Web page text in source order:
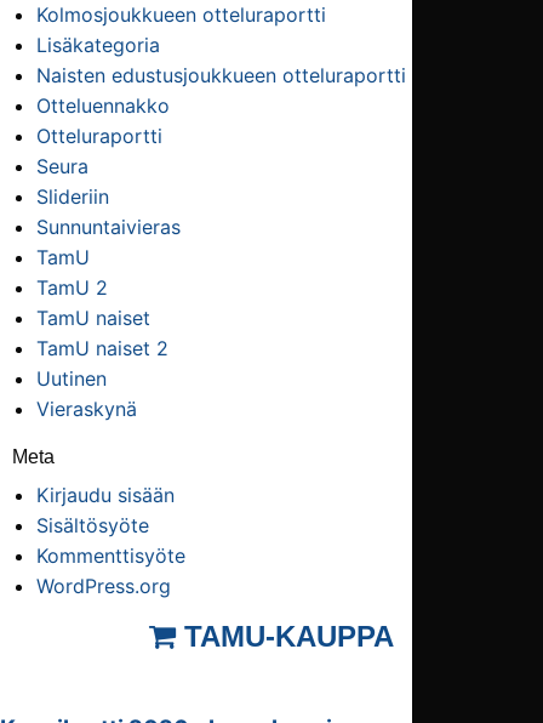
Kolmosjoukkueen otteluraportti
Lisäkategoria
Naisten edustusjoukkueen otteluraportti
Otteluennakko
Otteluraportti
Seura
Slideriin
Sunnuntaivieras
TamU
TamU 2
TamU naiset
TamU naiset 2
Uutinen
Vieraskynä
Meta
Kirjaudu sisään
Sisältösyöte
Kommenttisyöte
WordPress.org
TAMU-KAUPPA